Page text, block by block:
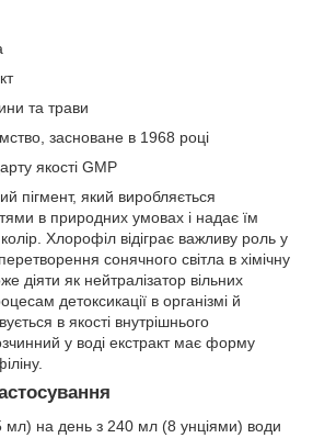
та трави
засноване в 1968 році
якості GMP
пігмент, який виробляється
в природних умовах і надає їм
Хлорофіл відіграє важливу роль у
сонячного світла в хімічну
діяти як нейтралізатор вільних
детоксикації в організмі й
в якості внутрішнього
у воді екстракт має форму
на день з 240 мл (8 унціями) води